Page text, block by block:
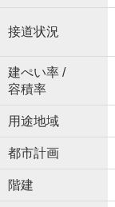
接道状況
建ぺい率 /
容積率
用途地域
都市計画
階建